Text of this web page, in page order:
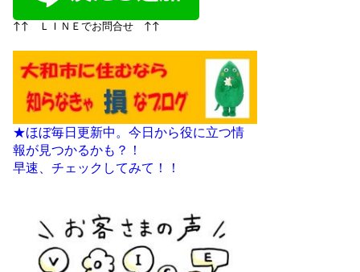
↑↑ ＬＩＮＥでお問合せ ↑↑
★ほぼ毎日更新中。今日から役に立つ情
報が見つかるかも？！
早速、チェックしてみて！！